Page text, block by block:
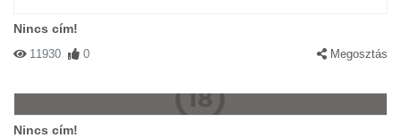
Nincs cím!
11930 0 Megosztás
Nincs cím!